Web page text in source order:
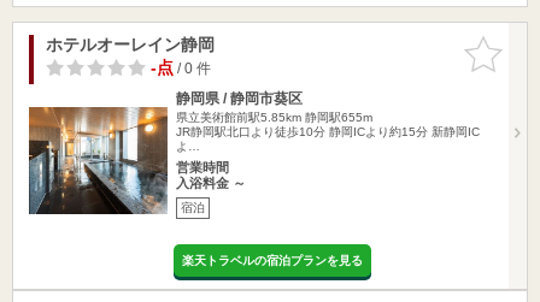
お気に入
りに追加
ホテルオーレイン静岡
-点/ 0 件
静岡県 / 静岡市葵区
県立美術館前駅5.85km 静岡駅655m
JR静岡駅北口より徒歩10分 静岡ICより約15分 新静岡IC
よ…
営業時間
入浴料金 ～
宿泊
楽天トラベルの宿泊プランを見る